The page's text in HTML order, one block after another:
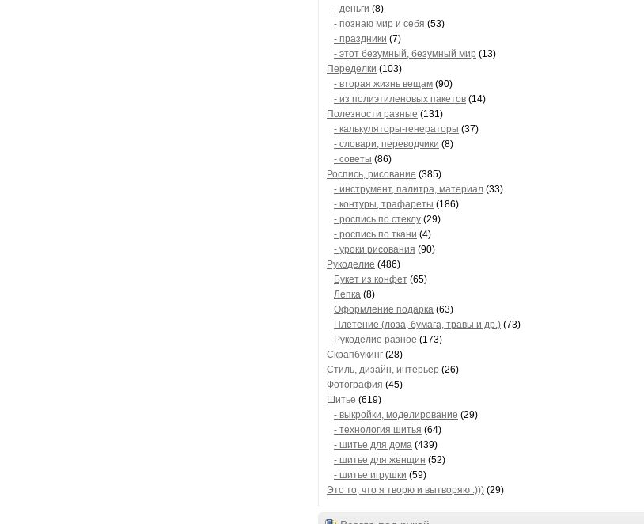
- деньги (8)
- познаю мир и себя (53)
- праздники (7)
- этот безумный, безумный мир (13)
Переделки (103)
- вторая жизнь вещам (90)
- из полиэтиленовых пакетов (14)
Полезности разные (131)
- калькуляторы-генераторы (37)
- словари, переводчики (8)
- советы (86)
Роспись, рисование (385)
- инструмент, палитра, материал (33)
- контуры, трафареты (186)
- роспись по стеклу (29)
- роспись по ткани (4)
- уроки рисования (90)
Рукоделие (486)
Букет из конфет (65)
Лепка (8)
Оформление подарка (63)
Плетение (лоза, бумага, травы и др.) (73)
Рукоделие разное (173)
Скрапбукинг (28)
Стиль, дизайн, интерьер (26)
Фотография (45)
Шитье (619)
- выкройки, моделирование (29)
- технология шитья (64)
- шитье для дома (439)
- шитье для женщин (52)
- шитье игрушки (59)
Это то, что я творю и вытворяю :))) (29)